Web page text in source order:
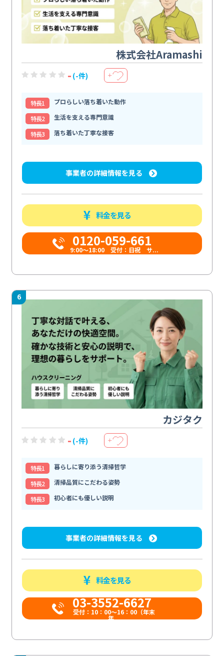
株式会社Aramashi
- (-件) ＋
特⻑1
プロらしい落ち着いた動作
特⻑2
生活を支える専門意識
特⻑3
落ち着いた丁寧な接客
事業者の詳細情報を見る
料金を見る
0120-059-661
9:00〜18:00 受付：日祝 サ...
6
カジタク
- (-件) ＋
特⻑1
暮らしに寄り添う清掃哲学
特⻑2
清掃品質にこだわる姿勢
特⻑3
初心者にも優しい説明
事業者の詳細情報を見る
料金を見る
03-3552-6627
受付：10：00～16：00（年末
年...